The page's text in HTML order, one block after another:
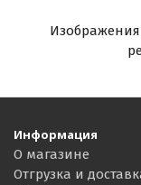
Информация
О магазине
Отгрузка и